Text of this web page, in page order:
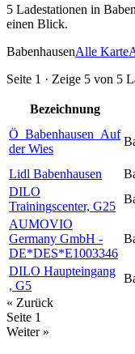
5 Ladestationen in
einen Blick.
BabenhausenAlle Karte
Seite 1 · Zeige 5 von 5
Bezeichnung
Ö_Babenhausen_Auf
der Wies
Lidl Babenhausen
DILO
Trainingscenter, G25
AUMOVIO
Germany GmbH -
DE*DES*E1003346
DILO Haupteingang
, G5
« Zurück
Seite 1
Weiter »